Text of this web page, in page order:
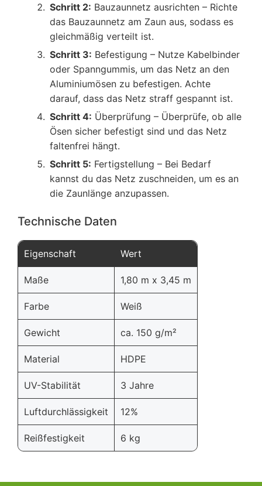
Schritt 2: Bauzaunnetz ausrichten – Richte
das Bauzaunnetz am Zaun aus, sodass es
gleichmäßig verteilt ist.
Schritt 3: Befestigung – Nutze Kabelbinder
oder Spanngummis, um das Netz an den
Aluminiumösen zu befestigen. Achte
darauf, dass das Netz straff gespannt ist.
Schritt 4: Überprüfung – Überprüfe, ob alle
Ösen sicher befestigt sind und das Netz
faltenfrei hängt.
Schritt 5: Fertigstellung – Bei Bedarf
kannst du das Netz zuschneiden, um es an
die Zaunlänge anzupassen.
Technische Daten
Eigenschaft Wert
Maße 1,80 m x 3,45 m
Farbe Weiß
Gewicht ca. 150 g/m²
Material HDPE
UV-Stabilität 3 Jahre
Luftdurchlässigkeit 12%
Reißfestigkeit 6 kg